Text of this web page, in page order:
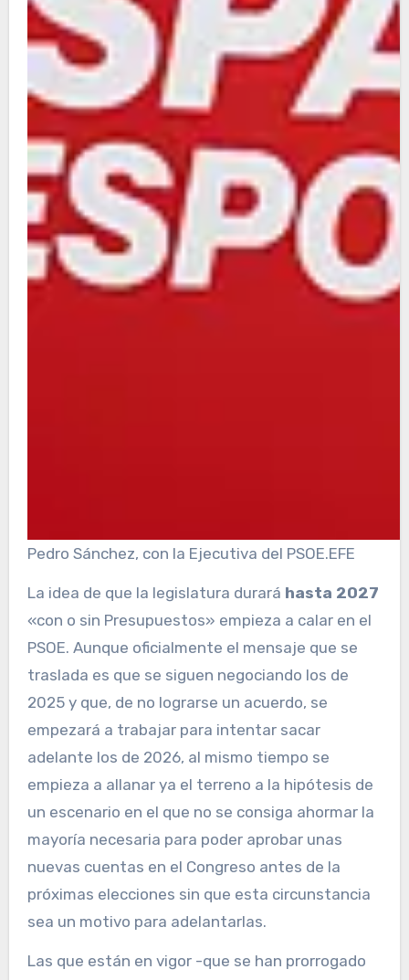
Pedro Sánchez, con la Ejecutiva del PSOE.EFE
La idea de que la legislatura durará hasta 2027
«con o sin Presupuestos» empieza a calar en el
PSOE. Aunque oficialmente el mensaje que se
traslada es que se siguen negociando los de
2025 y que, de no lograrse un acuerdo, se
empezará a trabajar para intentar sacar
adelante los de 2026, al mismo tiempo se
empieza a allanar ya el terreno a la hipótesis de
un escenario en el que no se consiga ahormar la
mayoría necesaria para poder aprobar unas
nuevas cuentas en el Congreso antes de la
próximas elecciones sin que esta circunstancia
sea un motivo para adelantarlas.
Las que están en vigor -que se han prorrogado